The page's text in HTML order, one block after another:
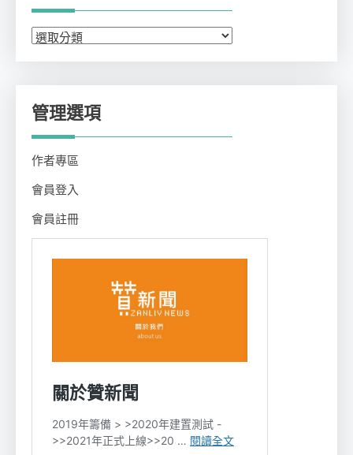
分
管理選項
作者專區
會員登入
會員註冊